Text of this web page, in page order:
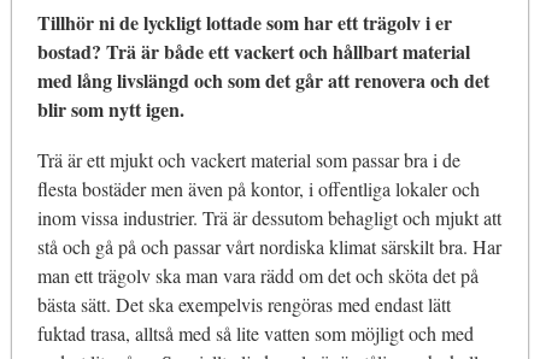
Tillhör ni de lyckligt lottade som har ett trägolv i er
bostad? Trä är både ett vackert och hållbart material
med lång livslängd och som det går att renovera och det
blir som nytt igen.
Trä är ett mjukt och vackert material som passar bra i de
flesta bostäder men även på kontor, i offentliga lokaler och
inom vissa industrier. Trä är dessutom behagligt och mjukt att
stå och gå på och passar vårt nordiska klimat särskilt bra. Har
man ett trägolv ska man vara rädd om det och sköta det på
bästa sätt. Det ska exempelvis rengöras med endast lätt
fuktad trasa, alltså med så lite vatten som möjligt och med